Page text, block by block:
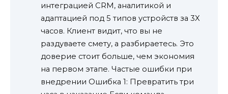
интеграцией CRM, аналитикой и
адаптацией под 5 типов устройств за 3X
часов. Клиент видит, что вы не
раздуваете смету, а разбираетесь. Это
доверие стоит больше, чем экономия
на первом этапе. Частые ошибки при
внедрении Ошибка 1: Превратить три